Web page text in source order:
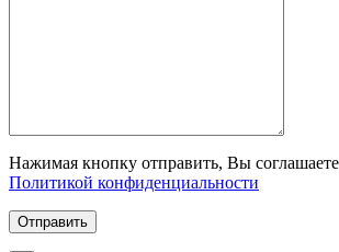
Нажимая кнопку отправить, Вы
Политикой конфиденциальности
Отправить